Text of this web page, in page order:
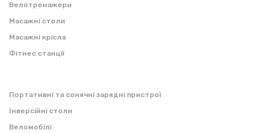
Велотренажери
Масажні столи
Масажні крісла
Фітнес станції
Портативні та сонячні зарядні пристрої
Інверсійні столи
Веломобілі